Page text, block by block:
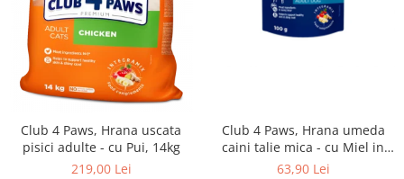
Club 4 Paws, Hrana uscata
pisici adulte - cu Pui, 14kg
219,00 Lei
Club 4 Paws, Hrana umeda
caini talie mica - cu Miel in
sos, set 24*100g
63,90 Lei